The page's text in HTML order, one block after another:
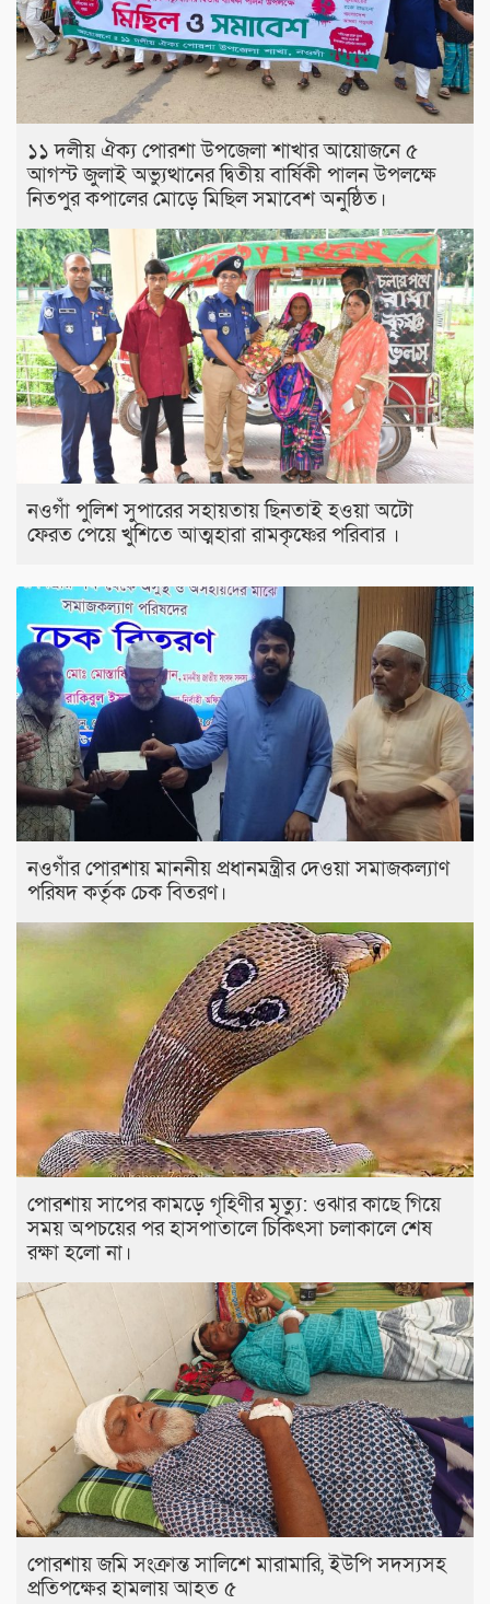
১১ দলীয় ঐক্য পোরশা উপজেলা শাখার আয়োজনে ৫
আগস্ট জুলাই অভ্যুত্থানের দ্বিতীয় বার্ষিকী পালন উপলক্ষে
নিতপুর কপালের মোড়ে মিছিল সমাবেশ অনুষ্ঠিত।
নওগাঁ পুলিশ সুপারের সহায়তায় ছিনতাই হওয়া অটো
ফেরত পেয়ে খুশিতে আত্মহারা রামকৃষ্ণের পরিবার ।
নওগাঁর পোরশায় মাননীয় প্রধানমন্ত্রীর দেওয়া সমাজকল্যাণ
পরিষদ কর্তৃক চেক বিতরণ।
পোরশায় সাপের কামড়ে গৃহিণীর মৃত্যু: ওঝার কাছে গিয়ে
সময় অপচয়ের পর হাসপাতালে চিকিৎসা চলাকালে শেষ
রক্ষা হলো না।
পোরশায় জমি সংক্রান্ত সালিশে মারামারি, ইউপি সদস্যসহ
প্রতিপক্ষের হামলায় আহত ৫